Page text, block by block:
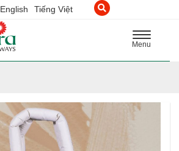
English Tiếng Việt
Toggle
navigation
Menu